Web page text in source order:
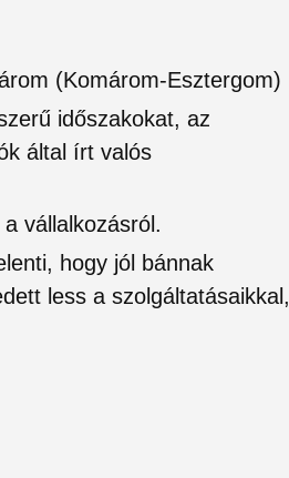
(Komárom-Esztergom)
időszakokat, az
által írt valós
vállalkozásról.
hogy jól bánnak
less a szolgáltatásaikkal,